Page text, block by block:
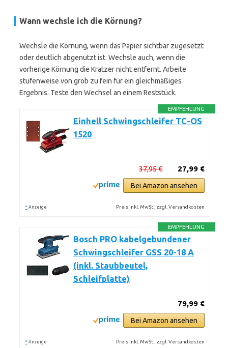
Wann wechsle ich die Körnung?
Wechsle die Körnung, wenn das Papier sichtbar zugesetzt
oder deutlich abgenutzt ist. Wechsle auch, wenn die
vorherige Körnung die Kratzer nicht entfernt. Arbeite
stufenweise von grob zu fein für ein gleichmäßiges
Ergebnis. Teste den Wechsel an einem Reststück.
EMPFEHLUNG
Einhell Schwingschleifer TC-OS
1520
27,99 €
37,95 €
Bei Amazon ansehen
* Anzeige Preis inkl. MwSt., zzgl. Versandkosten
EMPFEHLUNG
Bosch PRO kabelgebundener
Schwingschleifer GSS 20-18 A
(inkl. Staubbeutel,
Schleifplatte)
79,99 €
Bei Amazon ansehen
* Anzeige Preis inkl. MwSt., zzgl. Versandkosten